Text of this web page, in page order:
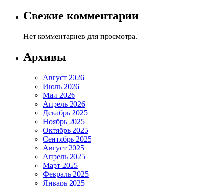
Свежие комментарии
Нет комментариев для просмотра.
Архивы
Август 2026
Июль 2026
Май 2026
Апрель 2026
Декабрь 2025
Ноябрь 2025
Октябрь 2025
Сентябрь 2025
Август 2025
Апрель 2025
Март 2025
Февраль 2025
Январь 2025